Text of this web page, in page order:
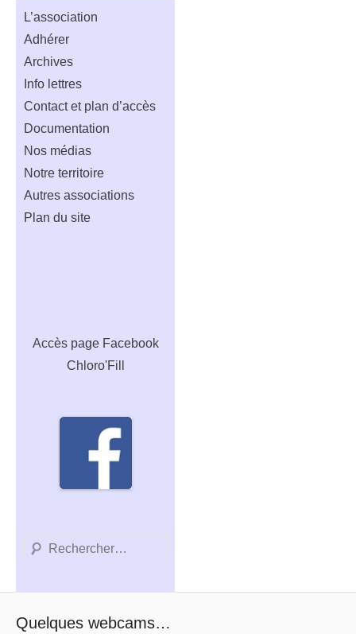
L’association
Adhérer
Archives
Info lettres
Contact et plan d’accès
Documentation
Nos médias
Notre territoire
Autres associations
Plan du site
Accès page Facebook
Chloro'Fill
Recherche
Quelques webcams…